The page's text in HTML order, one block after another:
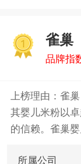
初/Newborn、
我们致力于用
考。
雀巢
品牌指
上榜理由：雀
其婴儿米粉以
的信赖。雀巢
所属公司